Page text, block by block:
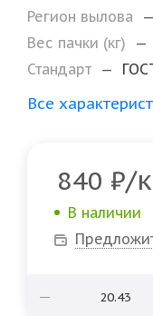
Регион вылова
—
Вес пачки (кг)
—
Стандарт —
Все
840 ₽/
В наличии